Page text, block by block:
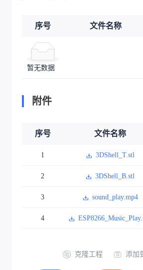
序号 文件名称
暂无数据
附件
序号 文件名称
1 3DShell_T.stl
2 3DShell_B.stl
3 sound_play.mp4
4
克隆工程 添加